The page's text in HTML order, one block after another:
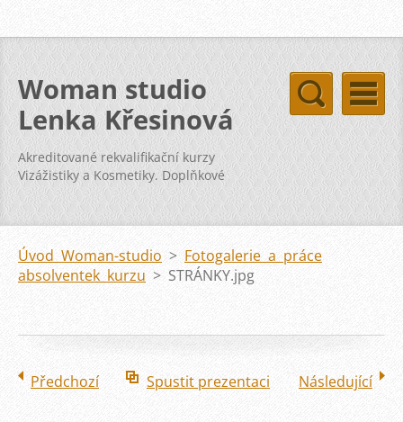
Woman studio
Lenka Křesinová
Akreditované rekvalifikační kurzy
Vizážistiky a Kosmetiky. Doplňkové
kurzy svatba vizáž kosmetika pleť
Úvod Woman-studio > Fotogalerie a práce
absolventek kurzu > STRÁNKY.jpg
Předchozí Spustit prezentaci Následující